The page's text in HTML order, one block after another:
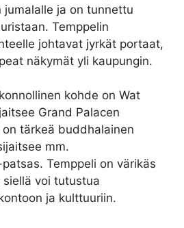
ja on tunnettu
Temppelin
johtavat jyrkät portaat,
näkymät yli kaupungin.
kohde on Wat
Grand Palacen
on tärkeä buddhalainen
mm.
Temppeli on värikäs
voi tutustua
ja kulttuuriin.